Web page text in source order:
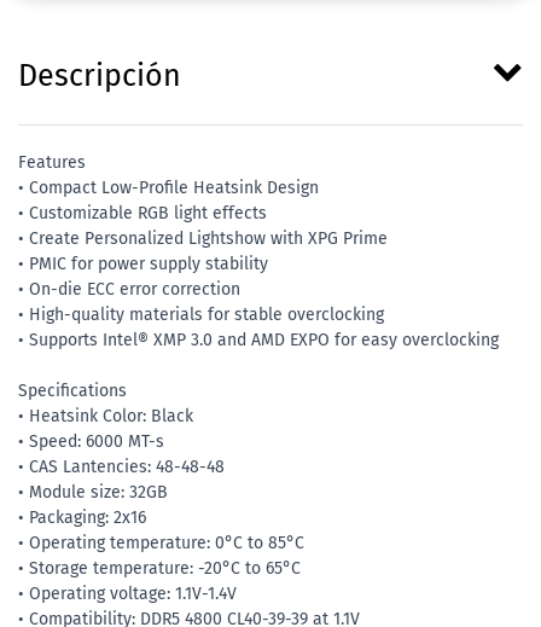
Descripción
Features
• Compact Low-Profile Heatsink Design
• Customizable RGB light effects
• Create Personalized Lightshow with XPG Prime
• PMIC for power supply stability
• On-die ECC error correction
• High-quality materials for stable overclocking
• Supports Intel® XMP 3.0 and AMD EXPO for easy overclocking
Specifications
• Heatsink Color: Black
• Speed: 6000 MT-s
• CAS Lantencies: 48-48-48
• Module size: 32GB
• Packaging: 2x16
• Operating temperature: 0°C to 85°C
• Storage temperature: -20°C to 65°C
• Operating voltage: 1.1V-1.4V
• Compatibility: DDR5 4800 CL40-39-39 at 1.1V